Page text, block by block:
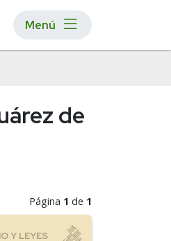
Menú
de
Página 1 de 1